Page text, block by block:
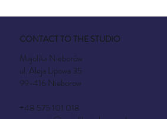
CONTACT TO THE STUDIO
Majolika Nieborów
ul. Aleja Lipowa 35
99-416 Nieborow
+48 575 101 018